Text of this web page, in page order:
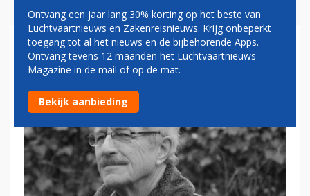
PAUL GROVE: IS DE VASTE
BOCHTSTRAAL GEVAARLIJK?
Ontvang een jaar lang 30% korting op het beste van
Luchtvaartnieuws en Zakenreisnieuws. Krijg onbeperkt
toegang tot al het nieuws en de bijbehorende Apps.
Ontvang tevens 12 maanden het Luchtvaartnieuws
Magazine in de mail of op de mat.
Bekijk aanbieding